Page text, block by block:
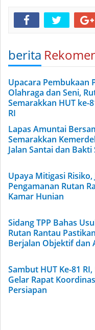
berita
Upacara Pembukaan
Olahraga dan Seni,
Semarakkan HUT ke-
RI
Lapas Amuntai
Semarakkan
Jalan Santai dan Bakti
Upaya Mitigasi Risiko,
Pengamanan Rutan
Kamar Hunian
Sidang TPP Bahas
Rutan Rantau
Berjalan Objektif dan
Sambut HUT Ke-81
Gelar Rapat
Persiapan